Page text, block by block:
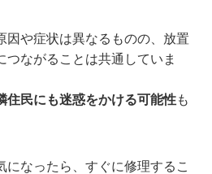
因や症状は異なるものの、放置
つながることは共通していま
住民にも迷惑をかける可能性も
になったら、すぐに修理するこ